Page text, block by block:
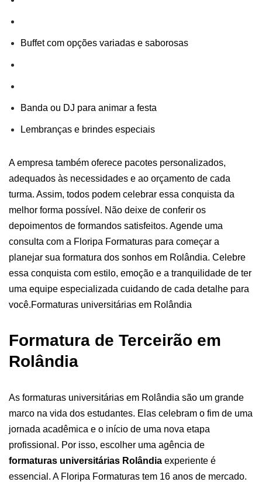
Buffet com opções variadas e saborosas
Banda ou DJ para animar a festa
Lembranças e brindes especiais
A empresa também oferece pacotes personalizados,
adequados às necessidades e ao orçamento de cada
turma. Assim, todos podem celebrar essa conquista da
melhor forma possível. Não deixe de conferir os
depoimentos de formandos satisfeitos. Agende uma
consulta com a Floripa Formaturas para começar a
planejar sua formatura dos sonhos em Rolândia. Celebre
essa conquista com estilo, emoção e a tranquilidade de ter
uma equipe especializada cuidando de cada detalhe para
você.Formaturas universitárias em Rolândia
Formatura de Terceirão em
Rolândia
As formaturas universitárias em Rolândia são um grande
marco na vida dos estudantes. Elas celebram o fim de uma
jornada acadêmica e o início de uma nova etapa
profissional. Por isso, escolher uma agência de
formaturas universitárias Rolândia experiente é
essencial. A Floripa Formaturas tem 16 anos de mercado.